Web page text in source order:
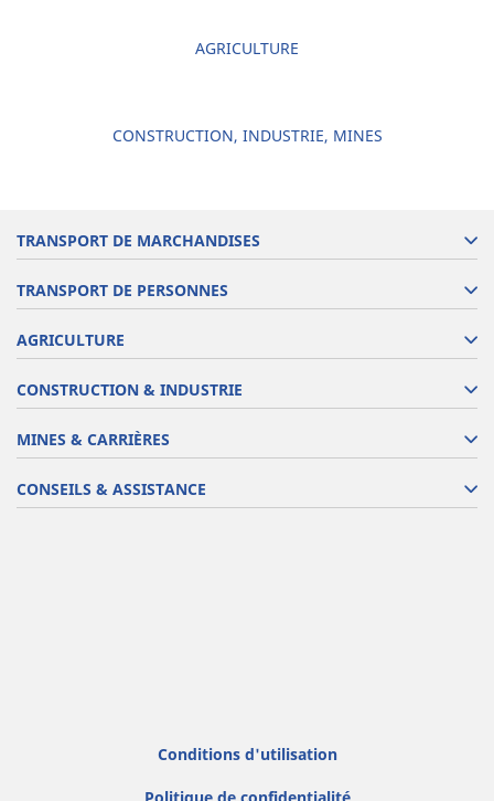
AGRICULTURE
CONSTRUCTION, INDUSTRIE, MINES
TRANSPORT DE MARCHANDISES
TRANSPORT DE PERSONNES
AGRICULTURE
CONSTRUCTION & INDUSTRIE
MINES & CARRIÈRES
CONSEILS & ASSISTANCE
Conditions d'utilisation